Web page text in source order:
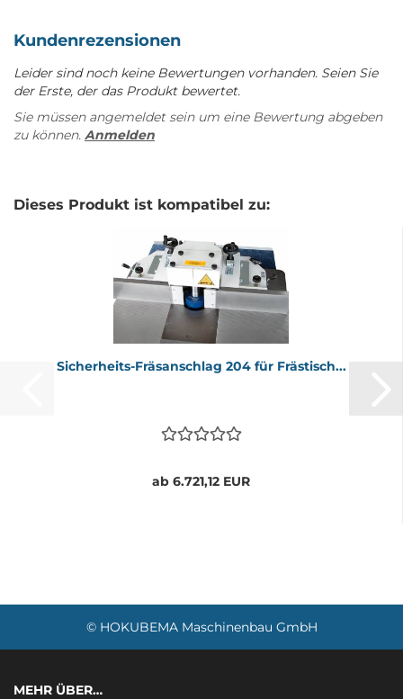
Kundenrezensionen
Leider sind noch keine Bewertungen vorhanden. Seien Sie
der Erste, der das Produkt bewertet.
Sie müssen angemeldet sein um eine Bewertung abgeben
zu können. Anmelden
Dieses Produkt ist kompatibel zu:
Sicherheits-​​Fräs­an­schlag 204 für Fräs­tisch...
ab 6.721,12 EUR
© HOKUBEMA Maschinenbau GmbH
MEHR ÜBER…